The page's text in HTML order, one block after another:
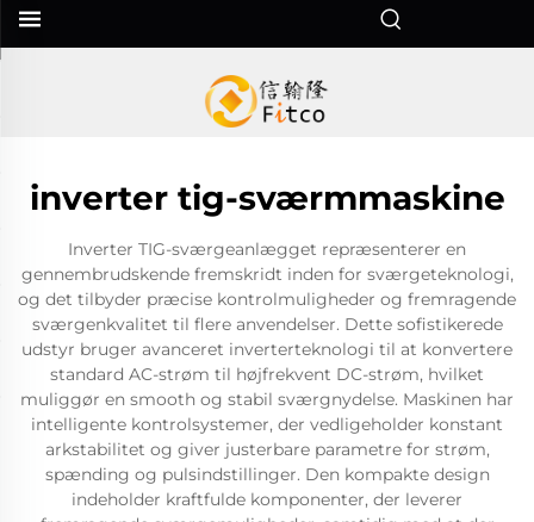
inverter tig-sværmmaskine
Inverter TIG-sværgeanlægget repræsenterer en
gennembrudskende fremskridt inden for sværgeteknologi,
og det tilbyder præcise kontrolmuligheder og fremragende
sværgenkvalitet til flere anvendelser. Dette sofistikerede
udstyr bruger avanceret inverterteknologi til at konvertere
standard AC-strøm til højfrekvent DC-strøm, hvilket
muliggør en smooth og stabil sværgnydelse. Maskinen har
intelligente kontrolsystemer, der vedligeholder konstant
arkstabilitet og giver justerbare parametre for strøm,
spænding og pulsindstillinger. Den kompakte design
indeholder kraftfulde komponenter, der leverer